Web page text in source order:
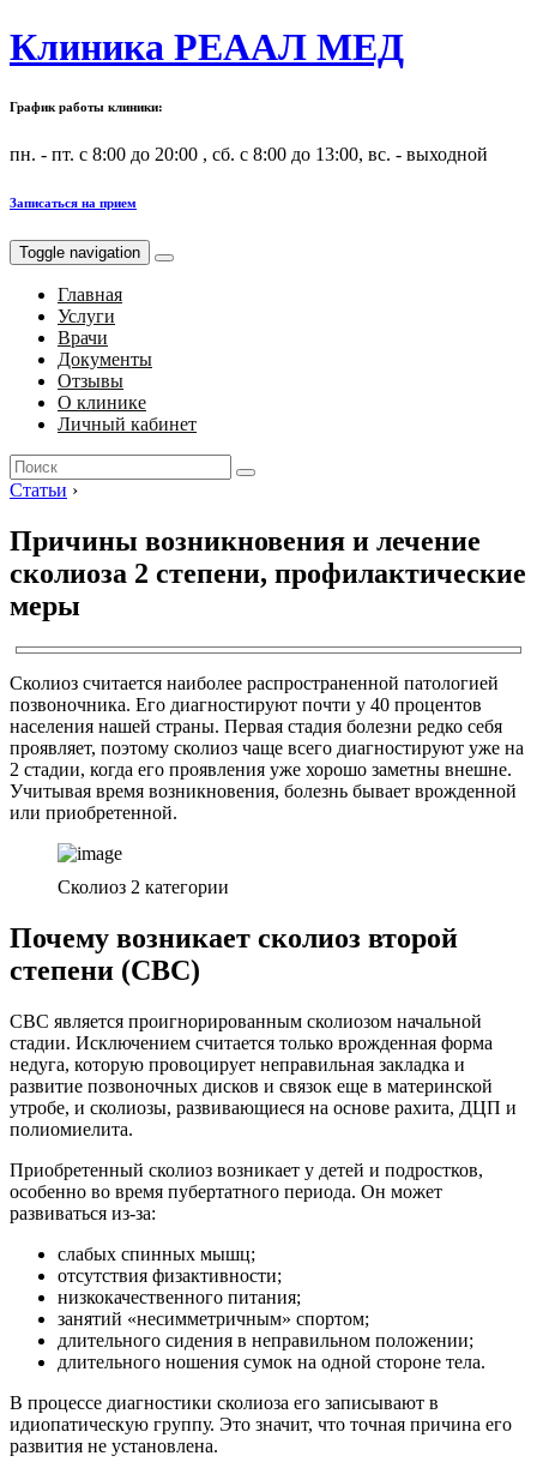
Клиника РЕААЛ МЕД
График работы клиники:
пн. - пт. с 8:00 до 20:00 , сб. с 8:00 до 13:00, вс. - выходной
Записаться на прием
Toggle navigation
Главная
Услуги
Врачи
Документы
Отзывы
О клинике
Личный кабинет
Search
for:
Статьи ›
Причины возникновения и лечение
сколиоза 2 степени, профилактические
меры
Сколиоз считается наиболее распространенной патологией
позвоночника. Его диагностируют почти у 40 процентов
населения нашей страны. Первая стадия болезни редко себя
проявляет, поэтому сколиоз чаще всего диагностируют уже на
2 стадии, когда его проявления уже хорошо заметны внешне.
Учитывая время возникновения, болезнь бывает врожденной
или приобретенной.
Сколиоз 2 категории
Почему возникает сколиоз второй
степени (СВС)
СВС является проигнорированным сколиозом начальной
стадии. Исключением считается только врожденная форма
недуга, которую провоцирует неправильная закладка и
развитие позвоночных дисков и связок еще в материнской
утробе, и сколиозы, развивающиеся на основе рахита, ДЦП и
полиомиелита.
Приобретенный сколиоз возникает у детей и подростков,
особенно во время пубертатного периода. Он может
развиваться из-за:
слабых спинных мышц;
отсутствия физактивности;
низкокачественного питания;
занятий «несимметричным» спортом;
длительного сидения в неправильном положении;
длительного ношения сумок на одной стороне тела.
В процессе диагностики сколиоза его записывают в
идиопатическую группу. Это значит, что точная причина его
развития не установлена.